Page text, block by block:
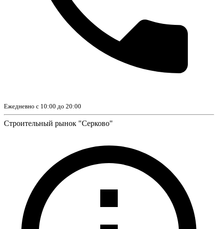
Ежедневно с 10:00 до 20:00
Строительный рынок "Серково"